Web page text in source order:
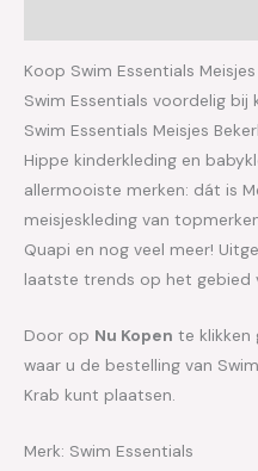
Koop Swim Essentials
Swim Essentials voordelig
Swim Essentials Meisjes
Hippe kinderkleding en
allermooiste merken: dát is
meisjeskleding van topmerken
Quapi en nog veel meer!
laatste trends op het gebied
Door op Nu Kopen te klikken
waar u de bestelling van
Krab kunt plaatsen.
Merk: Swim Essentials